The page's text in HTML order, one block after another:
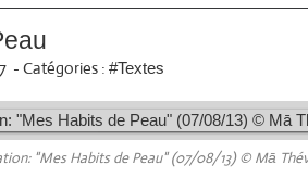
- Catégories : #Textes
"Mes Habits de Peau" (07/08/13) © Mā